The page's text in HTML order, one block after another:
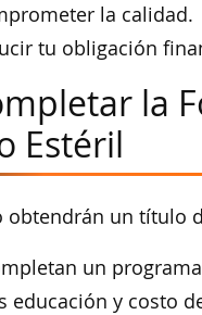
la calidad.
tu obligación
la
Estéril
un título
un
y costo